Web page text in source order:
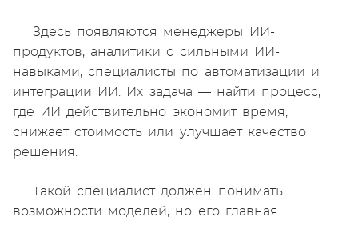
Здесь появляются менеджеры ИИ-
продуктов, аналитики с сильными ИИ-
навыками, специалисты по автоматизации и
интеграции ИИ. Их задача — найти процесс,
где ИИ действительно экономит время,
снижает стоимость или улучшает качество
решения.
Такой специалист должен понимать
возможности моделей, но его главная